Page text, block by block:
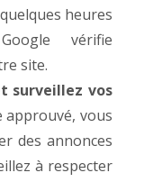
heures
vérifie
site.
surveillez vos
approuvé, vous
des annonces
à respecter